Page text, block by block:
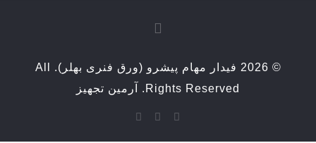
© 2026 فیدار مهام پیشرو (ورق فنری بهلر). All
Rights Reserved.
آرمین تجهیز